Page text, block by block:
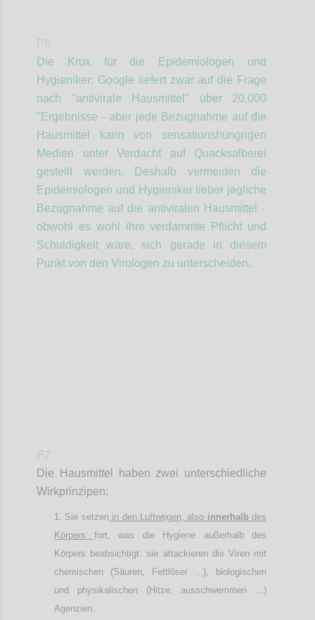
Die Krux für die Epidemiologen und
Hygieniker: Google liefert zwar auf die Frage
nach "antivirale Hausmittel" über 20.000
"Ergebnisse - aber jede Bezugnahme auf die
Hausmittel kann von sensationshungrigen
Medien unter Verdacht auf Quacksalberei
gestellt werden. Deshalb vermeiden die
Epidemiologen und Hygieniker lieber jegliche
Bezugnahme auf die antiviralen Hausmittel -
obwohl es wohl
ihre verdammte Pflicht und
Schuldigkeit wäre, sich gerade in diesem
Punkt von den Virologen zu unterscheiden.
Die Hausmittel haben zwei unterschiedliche
Wirkprinzipen:
Sie setzenin den Luftwegen, also innerhalb des
Körpers fort, was die Hygiene außerhalb des
Körpers beabsichtigt: sie attackieren die Viren mit
chemischen (Säuren, Fettlöser ...), biologischen
und physikalischen (Hitze, ausschwemmen ...)
Agenzien.